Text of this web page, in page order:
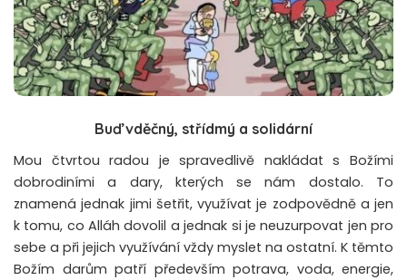
Buď vděčný, střídmý a solidární
Mou čtvrtou radou je spravedlivě nakládat s Božími
dobrodiními a dary, kterých se nám dostalo. To
znamená jednak jimi šetřit, využívat je zodpovědně a jen
k tomu, co Alláh dovolil a jednak si je neuzurpovat jen pro
sebe a při jejich využívání vždy myslet na ostatní. K těmto
Božím darům patří především potrava, voda, energie,